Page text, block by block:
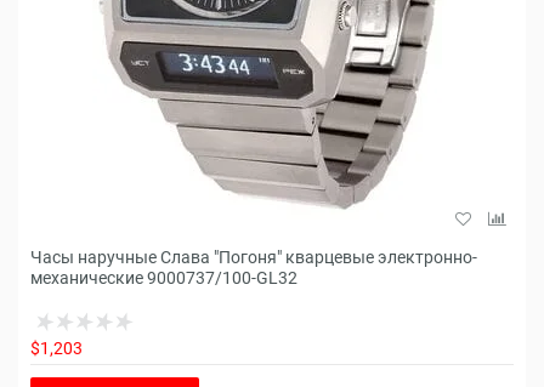
Часы наручные Слава "Погоня" кварцевые электронно-
механические 9000737/100-GL32
$1,203